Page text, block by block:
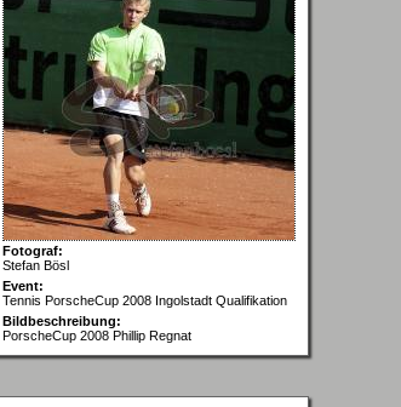
Fotograf:
Stefan Bösl
Event:
Tennis PorscheCup 2008 Ingolstadt Qualifikation
Bildbeschreibung:
PorscheCup 2008 Phillip Regnat